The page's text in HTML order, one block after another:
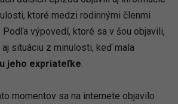
ktoré medzi rodinnými členmi
výpovedí, ktoré sa v šou objavili,
situáciu z minulosti, keď mala
jeho expriateľke
momentov sa na internete objavilo